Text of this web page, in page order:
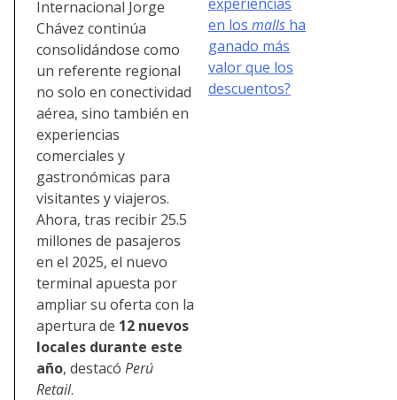
Internacional Jorge
Chávez continúa
consolidándose como
un referente regional
no solo en conectividad
aérea, sino también en
experiencias
comerciales y
gastronómicas para
visitantes y viajeros.
Ahora, tras recibir 25.5
millones de pasajeros
en el 2025, el nuevo
terminal apuesta por
ampliar su oferta con la
apertura de 12 nuevos
locales durante este
año, destacó Perú
Retail.
en los malls ha
ganado más
valor que los
descuentos?